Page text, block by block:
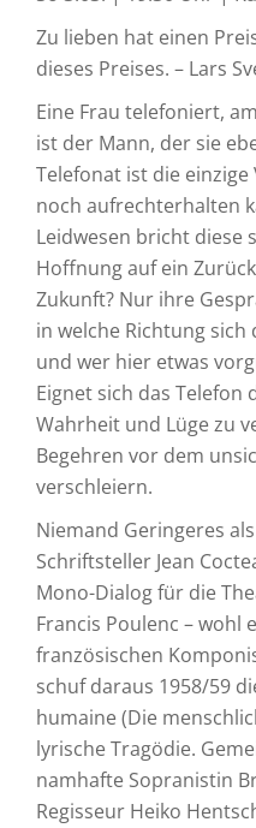
Zu lieben hat einen
dieses Preises. – Lars
Eine Frau telefoniert,
ist der Mann, der sie
Telefonat ist die
noch aufrechterhalten
Leidwesen bricht diese
Hoffnung auf ein
Zukunft? Nur ihre
in welche Richtung
und wer hier etwas
Eignet sich das Telefon
Wahrheit und Lüge zu
Begehren vor dem
verschleiern.
Niemand Geringeres
Schriftsteller Jean
Mono-Dialog für die
Francis Poulenc –
französischen
schuf daraus 1958/59
humaine (Die
lyrische Tragödie.
namhafte Sopranistin
Regisseur Heiko